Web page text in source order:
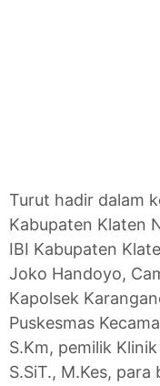
Turut hadir dalam
Kabupaten Klaten
IBI Kabupaten
Joko Handoyo,
Kapolsek
Puskesmas
S.Km, pemilik
S.SiT., M.Kes,